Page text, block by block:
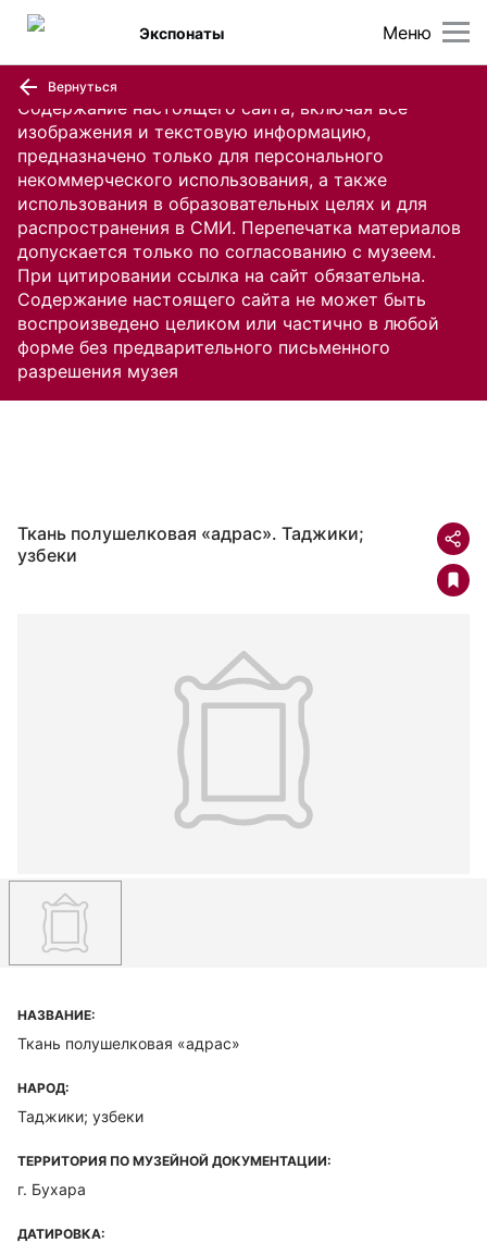
Содержание настоящего сайта, включая все
изображения и текстовую информацию,
предназначено только для персонального
некоммерческого использования, а также
использования в образовательных целях и для
распространения в СМИ. Перепечатка материалов
допускается только по согласованию с музеем.
При цитировании ссылка на сайт обязательна.
Содержание настоящего сайта не может быть
воспроизведено целиком или частично в любой
форме без предварительного письменного
разрешения музея
Меню
Экспонаты
Вернуться
Ткань полушелковая «адрас». Таджики;
узбеки
НАЗВАНИЕ:
Ткань полушелковая «адрас»
НАРОД:
Таджики; узбеки
ТЕРРИТОРИЯ ПО МУЗЕЙНОЙ ДОКУМЕНТАЦИИ:
г. Бухара
ДАТИРОВКА: